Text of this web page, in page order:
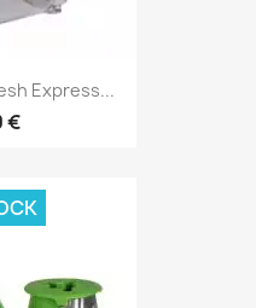
Express...
€